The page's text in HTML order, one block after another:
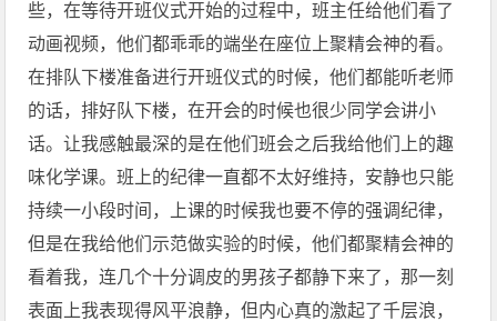
些，在等待开班仪式开始的过程中，班主任给他们看了
动画视频，他们都乖乖的端坐在座位上聚精会神的看。
在排队下楼准备进行开班仪式的时候，他们都能听老师
的话，排好队下楼，在开会的时候也很少同学会讲小
话。让我感触最深的是在他们班会之后我给他们上的趣
味化学课。班上的纪律一直都不太好维持，安静也只能
持续一小段时间，上课的时候我也要不停的强调纪律，
但是在我给他们示范做实验的时候，他们都聚精会神的
看着我，连几个十分调皮的男孩子都静下来了，那一刻
表面上我表现得风平浪静，但内心真的激起了千层浪，